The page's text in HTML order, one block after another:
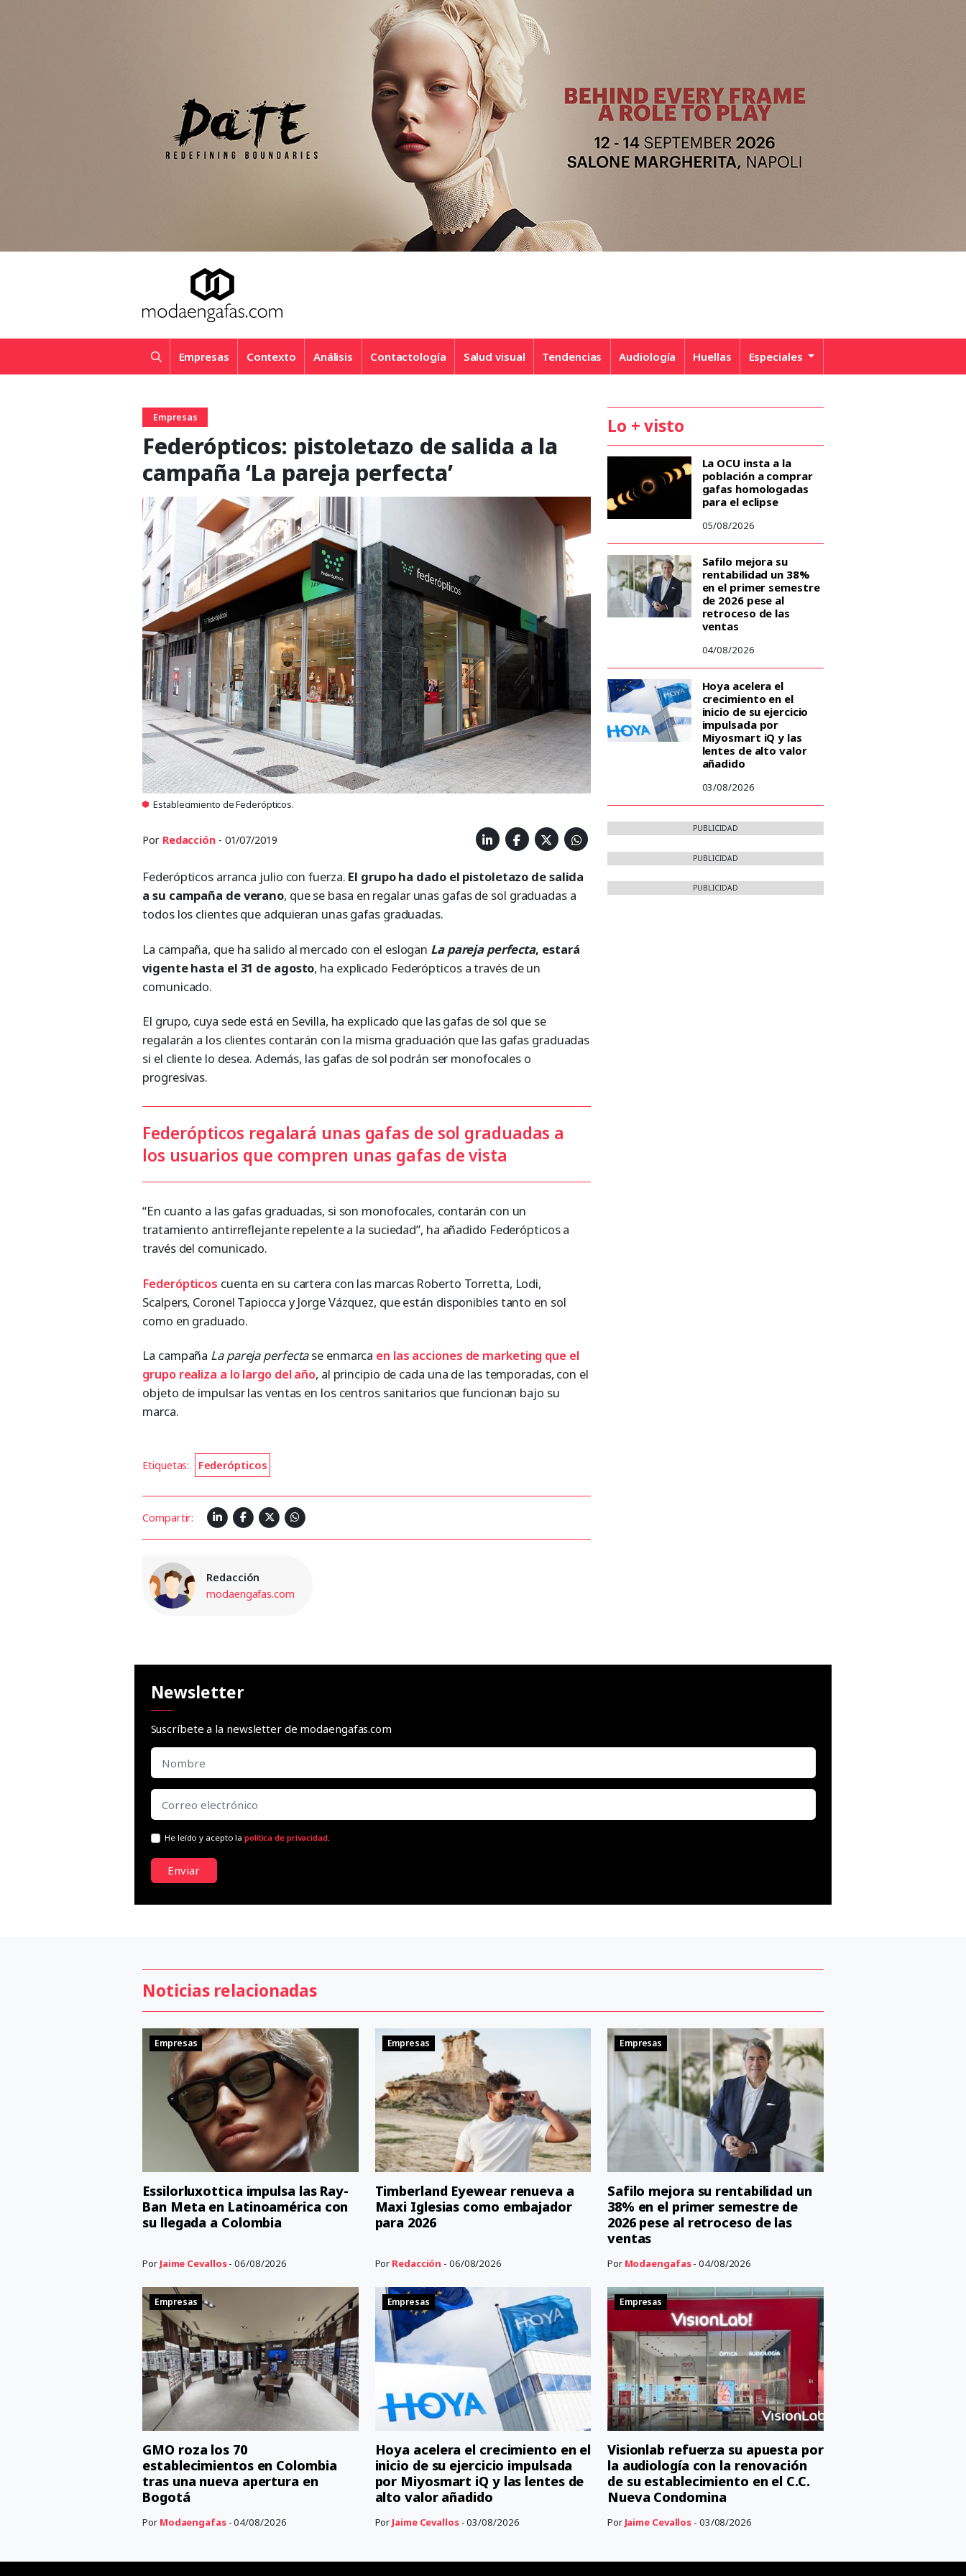
Empresas Contexto Análisis Contactología Salud visual Tendencias Audiología Huellas Especiales
Empresas
Federópticos: pistoletazo de salida a la
campaña ‘La pareja perfecta’
Establecimiento de Federópticos.
Por Redacción- 01/07/2019
Federópticos arranca julio con fuerza. El grupo ha dado el pistoletazo de salida
a su campaña de verano, que se basa en regalar unas gafas de sol graduadas a
todos los clientes que adquieran unas gafas graduadas.
La campaña, que ha salido al mercado con el eslogan La pareja perfecta, estará
vigente hasta el 31 de agosto, ha explicado Federópticos a través de un
comunicado.
El grupo, cuya sede está en Sevilla, ha explicado que las gafas de sol que se
regalarán a los clientes contarán con la misma graduación que las gafas graduadas
si el cliente lo desea. Además, las gafas de sol podrán ser monofocales o
progresivas.
Federópticos regalará unas gafas de sol graduadas a
los usuarios que compren unas gafas de vista
“En cuanto a las gafas graduadas, si son monofocales, contarán con un
tratamiento antirreflejante repelente a la suciedad”, ha añadido Federópticos a
través del comunicado.
Federópticos cuenta en su cartera con las marcas Roberto Torretta, Lodi,
Scalpers, Coronel Tapiocca y Jorge Vázquez, que están disponibles tanto en sol
como en graduado.
La campaña La pareja perfectase enmarca en las acciones de marketing que el
grupo realiza a lo largo del año, al principio de cada una de las temporadas, con el
objeto de impulsar las ventas en los centros sanitarios que funcionan bajo su
marca.
Etiquetas: Federópticos
Compartir:
Redacción
modaengafas.com
Lo + visto
La OCU insta a la
población a comprar
gafas homologadas
para el eclipse
05/08/2026
Safilo mejora su
rentabilidad un 38%
en el primer semestre
de 2026 pese al
retroceso de las
ventas
04/08/2026
Hoya acelera el
crecimiento en el
inicio de su ejercicio
impulsada por
Miyosmart iQ y las
lentes de alto valor
añadido
03/08/2026
PUBLICIDAD
PUBLICIDAD
PUBLICIDAD
Newsletter
Suscríbete a la newsletter de modaengafas.com
He leído y acepto lapolítica de privacidad.
Enviar
Noticias relacionadas
Empresas
Essilorluxottica impulsa las Ray-
Ban Meta en Latinoamérica con
su llegada a Colombia
Por Jaime Cevallos- 06/08/2026
Empresas
Timberland Eyewear renueva a
Maxi Iglesias como embajador
para 2026
Por Redacción - 06/08/2026
Empresas
Safilo mejora su rentabilidad un
38% en el primer semestre de
2026 pese al retroceso de las
ventas
Por Modaengafas- 04/08/2026
Empresas
GMO roza los 70
establecimientos en Colombia
tras una nueva apertura en
Bogotá
Por Modaengafas- 04/08/2026
Empresas
Hoya acelera el crecimiento en el
inicio de su ejercicio impulsada
por Miyosmart iQ y las lentes de
alto valor añadido
Por Jaime Cevallos- 03/08/2026
Empresas
Visionlab refuerza su apuesta por
la audiología con la renovación
de su establecimiento en el C.C.
Nueva Condomina
Por Jaime Cevallos - 03/08/2026